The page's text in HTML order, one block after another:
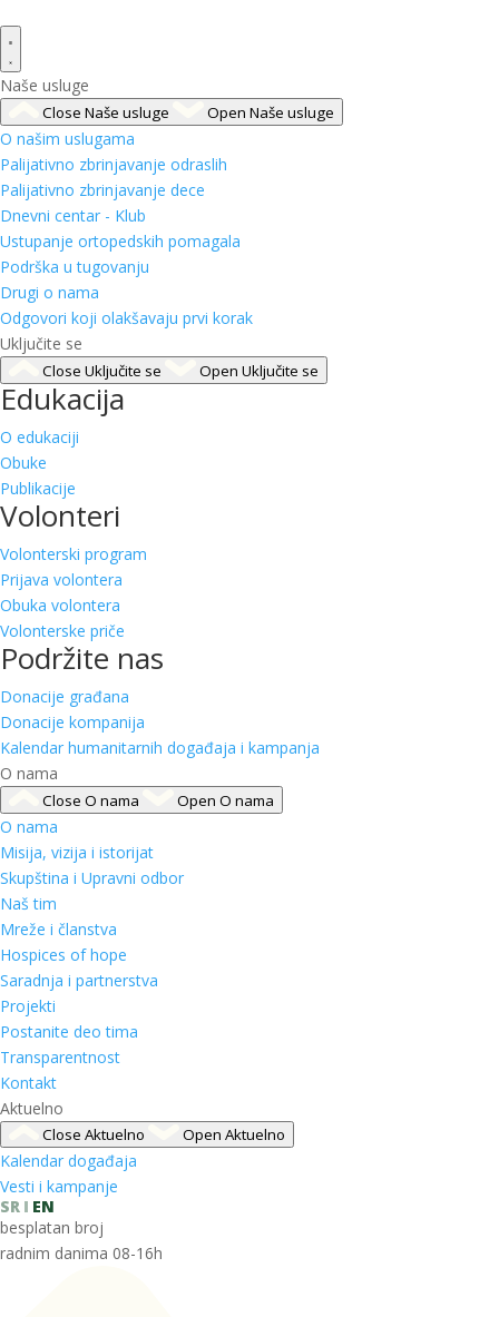
Naše usluge
Close Naše usluge Open Naše usluge
O našim uslugama
Palijativno zbrinjavanje odraslih
Palijativno zbrinjavanje dece
Dnevni centar - Klub
Ustupanje ortopedskih pomagala
Podrška u tugovanju
Drugi o nama
Odgovori koji olakšavaju prvi korak
Uključite se
Close Uključite se Open Uključite se
Edukacija
O edukaciji
Obuke
Publikacije
Volonteri
Volonterski program
Prijava volontera
Obuka volontera
Volonterske priče
Podržite nas
Donacije građana
Donacije kompanija
Kalendar humanitarnih događaja i kampanja
O nama
Close O nama Open O nama
O nama
Misija, vizija i istorijat
Skupština i Upravni odbor
Naš tim
Mreže i članstva
Hospices of hope
Saradnja i partnerstva
Projekti
Postanite deo tima
Transparentnost
Kontakt
Aktuelno
Close Aktuelno Open Aktuelno
Kalendar događaja
Vesti i kampanje
SR
EN
besplatan broj
radnim danima 08-16h